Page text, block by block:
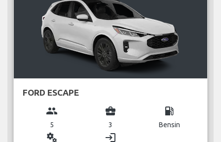
FORD ESCAPE
group
5
business_center
3
local_gas_station
Bensin
miscellaneous_services login